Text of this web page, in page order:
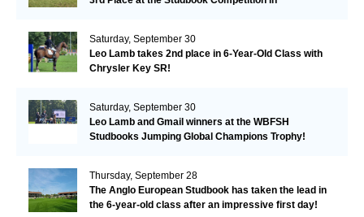
Saturday, September 30
Leo Lamb takes 2nd place in 6-Year-Old Class with
Chrysler Key SR!
Saturday, September 30
Leo Lamb and Gmail winners at the WBFSH
Studbooks Jumping Global Champions Trophy!
Thursday, September 28
The Anglo European Studbook has taken the lead in
the 6-year-old class after an impressive first day!​